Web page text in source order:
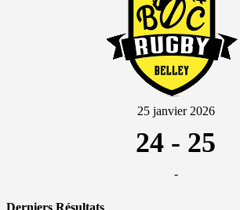
25 janvier 2026
24 - 25
-
Derniers Résultats